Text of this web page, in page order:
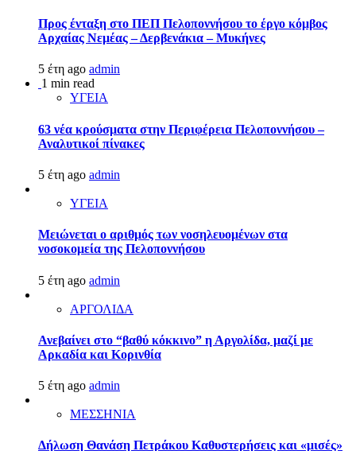
Προς ένταξη στο ΠΕΠ Πελοποννήσου το έργο κόμβος
Αρχαίας Νεμέας – Δερβενάκια – Μυκήνες
5 έτη ago admin
1 min read
ΥΓΕΙΑ
63 νέα κρούσματα στην Περιφέρεια Πελοποννήσου –
Αναλυτικοί πίνακες
5 έτη ago admin
ΥΓΕΙΑ
Μειώνεται ο αριθμός των νοσηλευομένων στα
νοσοκομεία της Πελοποννήσου
5 έτη ago admin
ΑΡΓΟΛΙΔΑ
Ανεβαίνει στο “βαθύ κόκκινο” η Αργολίδα, μαζί με
Αρκαδία και Κορινθία
5 έτη ago admin
ΜΕΣΣΗΝΙΑ
Δήλωση Θανάση Πετράκου Καθυστερήσεις και «μισές»